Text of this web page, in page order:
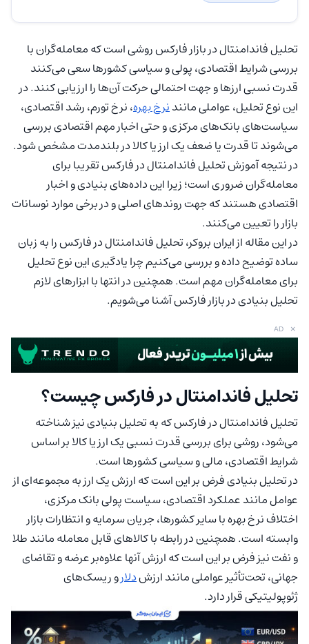
تحلیل فاندامنتال در بازار فارکس روشی است که معامله‌گران با
بررسی شرایط اقتصادی، پولی و سیاسی کشورها سعی می‌کنند
قدرت نسبی ارزها و جهت احتمالی حرکت آن‌ها را ارزیابی کنند. در
این نوع تحلیل، عواملی مانندنرخ بهره، نرخ تورم، رشد اقتصادی،
سیاست‌های بانک‌های مرکزی و حتی اخبار مهم اقتصادی بررسی
می‌شوند تا قدرت یا ضعف یک ارز یا کالا در بلندمدت مشخص شود.
در نتیجه آموزش تحلیل فاندامنتال در فارکس تقریبا برای
معامله‌گران ضروری است؛ زیرا این داده‌های بنیادی و اخبار
اقتصادی هستند که جهت روند‌های اصلی و در برخی موارد نوسانات
بازار را تعیین می‌کنند.
در این مقاله از ایران بروکر، تحلیل فاندامنتال در فارکس را به زبان
ساده توضیح داده و بررسی می‌کنیم چرا یادگیری این نوع تحلیل
برای معامله‌گران مهم است. همچنین در انتها با ابزارهای لازم
تحلیل بنیادی در بازار فارکس آشنا می‌شویم.
AD ×
تحلیل فاندامنتال در فارکس چیست؟
تحلیل فاندامنتال در فارکس که به تحلیل بنیادی نیز شناخته
می‌شود، روشی برای بررسی قدرت نسبی یک ارز یا کالا بر اساس
شرایط اقتصادی، مالی و سیاسی کشورها است.
در تحلیل بنیادی فرض بر این است که ارزش یک ارز به مجموعه‌ای از
عوامل مانند عملکرد اقتصادی، سیاست پولی بانک مرکزی،
اختلاف نرخ بهره با سایر کشورها، جریان سرمایه و انتظارات بازار
وابسته است. همچنین در رابطه با کالاهای قابل معامله مانند طلا
و نفت نیز فرض بر این است که ارزش آنها علاوه‌بر عرضه و تقاضای
جهانی، تحت‌تأثیر عواملی مانند ارزشدلارو ریسک‌های
ژئوپولیتیکی قرار دارد.